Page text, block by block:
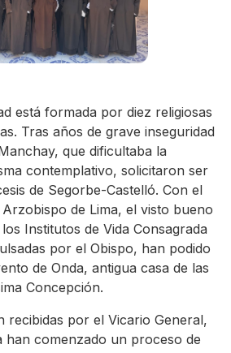
está formada por diez religiosas
Tras años de grave inseguridad
que dificultaba la
contemplativo, solicitaron ser
de Segorbe-Castelló. Con el
de Lima, el visto bueno
Institutos de Vida Consagrada
por el Obispo, han podido
de Onda, antigua casa de las
Concepción.
recibidas por el Vicario General,
han comenzado un proceso de